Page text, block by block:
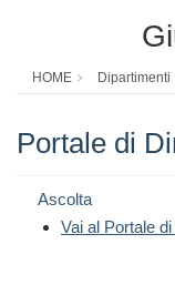
HOME Dipartimenti
Portale di
Ascolta
Vai al Portale